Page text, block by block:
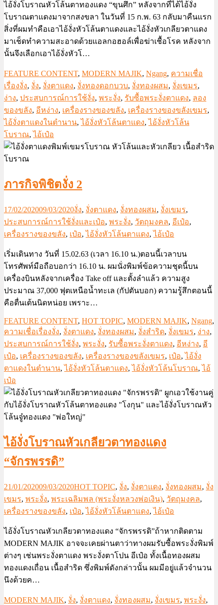
ไอ้งั่งโบราณหัวโล้นตาทองแดง “ขุนศึก” หลังจากที่ได้ไอ้งั่ง
โบราณตาแดงมาจากสงขลา ในวันที่ 15 ก.พ. 63 กลับมาคืนแรก
สิ่งที่ผมทำคือเอาไอ้งั่งหัวโล้นตาแดงและไอ้งั่งหัวเกลียวตาแดง
มาเช็ดทำความสะอาดด้วยแอลกอฮอล์เพื่อฆ่าเชื้อโรค หลังจาก
นั้นจึงเลือกเอาไอ้งั่งหัวโ…
FEATURE CONTENT, MODERN MAJIK, Ngang, ความเชื่อ
เรื่องงั่ง, งั่ง, งั่งตาแดง, งั่งทองดอกบวบ, งั่งทองผสม, งั่งเขมร,
ง่าง, ประสบการณ์การใช้งั่ง, พระงั่ง, รับซื้อพระงั่งตาแดง, ลอง
ของขลัง, อีหง่าง, เครื่องรางของขลัง, เครื่องรางของขลังเขมร,
ไอ้งั่งตาแดงในตำนาน,ไอ้งั่งหัวโล้นตาแดง,ไอ้งั่งหัวโล้น
โบราณ,ไอ้เป๋อ
ภารกิจพิชิตงั่ง 2
17/02/202009/03/2020งั่ง, งั่งตาแดง, งั่งทองผสม, งั่งเขมร,
ประสบการณ์การใช้งั่งและเป๋อ, พระงั่ง, วัตถุมงคล, อีเป๋อ,
เครื่องรางของขลัง, เป๋อ,ไอ้งั่งหัวโล้นตาแดง,ไอ้เป๋อ
เริ่มเดินทาง วันที่ 15.02.63 (เวลา 16.10 น.)ตอนนี้เวลาบน
โทรศัพท์มือถือบอกว่า 16.10 น. ผมนั่งพิมพ์ข้อความชุดนี้บน
เครื่องบินหลังจากเครื่อง Take off และตั้งลำแล้ว ความสูง
ประมาณ 37,000 ฟุตเหนือน้ำทะเล (กัปตันบอก) ความรู้สึกตอนนี้
คือตื่นเต้นนิดหน่อย เพราะ…
FEATURE CONTENT, HOT TOPIC, MODERN MAJIK, Ngang,
ความเชื่อเรื่องงั่ง, งั่งตาแดง, งั่งทองผสม, งั่งสำริด, งั่งเขมร, ง่าง,
ประสบการณ์การใช้งั่ง, พระงั่ง, รับซื้อพระงั่งตาแดง, อีหง่าง, อี
เป๋อ, เครื่องรางของขลัง, เครื่องรางของขลังเขมร, เป๋อ,ไอ้งั่ง
ตาแดงในตำนาน,ไอ้งั่งหัวโล้นตาแดง,ไอ้งั่งหัวโล้นโบราณ,ไอ้
เป๋อ
ไอ้งั่งโบราณหัวเกลียวตาทองแดง
“จักรพรรดิ”
21/01/202009/03/2020HOT TOPIC, งั่ง, งั่งตาแดง, งั่งทองผสม, งั่ง
เขมร, พระงั่ง, พระเฉลิมพล (พระงั่งหลวงพ่อเงิน), วัตถุมงคล,
เครื่องรางของขลัง, เป๋อ,ไอ้งั่งหัวโล้นตาแดง,ไอ้เป๋อ
ไอ้งั่งโบราณหัวเกลียวตาทองแดง “จักรพรรดิ”ถ้าหากติดตาม
MODERN MAJIK อาจจะเคยผ่านตาว่าทางผมรับซื้อพระงั่งพิมพ์
ต่างๆ เช่นพระงั่งตาแดง พระงั่งตาโปน อีเป๋อ ทั้งเนื้อทองผสม
ทองแดงเถื่อน เนื้อสำริด ซึ่งพิมพ์ดังกล่าวนั้น ผมมีอยู่แล้วจำนวน
นึงด้วยค…
MODERN MAJIK, งั่ง, งั่งตาแดง, งั่งทองผสม, งั่งเขมร, พระงั่ง,